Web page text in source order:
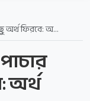
ফেব্রুয়ারি মাসের মধ্যে পাচার হওয়া কিছু অর্থ ফিরবে: অর্থ উপদেষ্টা
অর্থ